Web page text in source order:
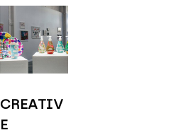
CREATIV
E